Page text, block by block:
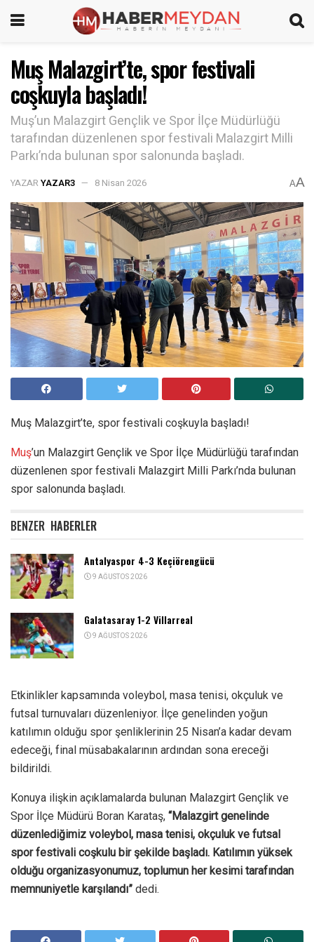
Muş Malazgirt’te, spor festivali
coşkuyla başladı!
Muş’un Malazgirt Gençlik ve Spor İlçe Müdürlüğü
tarafından düzenlenen spor festivali Malazgirt Milli
Parkı’nda bulunan spor salonunda başladı.
YAZAR YAZAR3 8 Nisan 2026 AA
Muş Malazgirt’te, spor festivali coşkuyla başladı!
Muş’un Malazgirt Gençlik ve Spor İlçe Müdürlüğü tarafından
düzenlenen spor festivali Malazgirt Milli Parkı’nda bulunan
spor salonunda başladı.
BENZER HABERLER
Antalyaspor 4-3 Keçiörengücü
9 AĞUSTOS 2026
Galatasaray 1-2 Villarreal
9 AĞUSTOS 2026
Etkinlikler kapsamında voleybol, masa tenisi, okçuluk ve
futsal turnuvaları düzenleniyor. İlçe genelinden yoğun
katılımın olduğu spor şenliklerinin 25 Nisan’a kadar devam
edeceği, final müsabakalarının ardından sona ereceği
bildirildi.
Konuya ilişkin açıklamalarda bulunan Malazgirt Gençlik ve
Spor İlçe Müdürü Boran Karataş, “Malazgirt genelinde
düzenlediğimiz voleybol, masa tenisi, okçuluk ve futsal
spor festivali coşkulu bir şekilde başladı. Katılımın yüksek
olduğu organizasyonumuz, toplumun her kesimi tarafından
memnuniyetle karşılandı” dedi.